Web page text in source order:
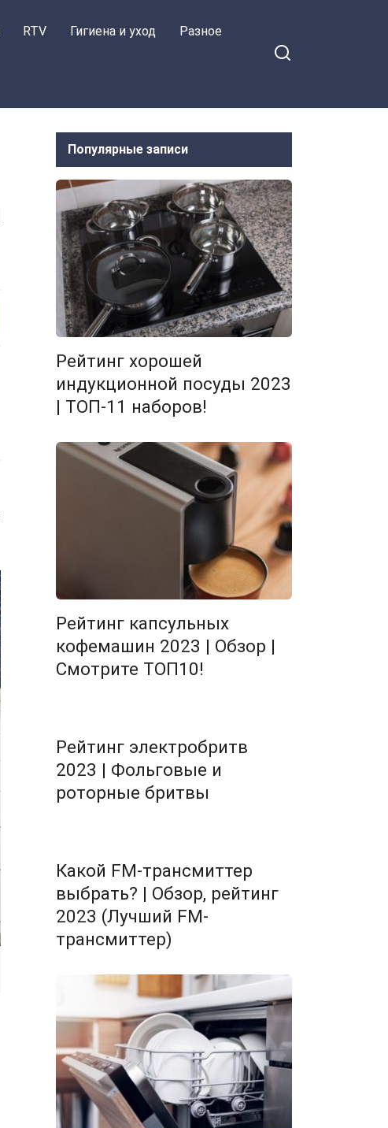
RTV Гигиена и уход Разное
Популярные записи
Рейтинг хорошей
индукционной посуды 2023
| ТОП-11 наборов!
Рейтинг капсульных
кофемашин 2023 | Обзор |
Смотрите ТОП10!
Рейтинг электробритв
2023 | Фольговые и
роторные бритвы
Какой FM-трансмиттер
выбрать? | Обзор, рейтинг
2023 (Лучший FM-
трансмиттер)